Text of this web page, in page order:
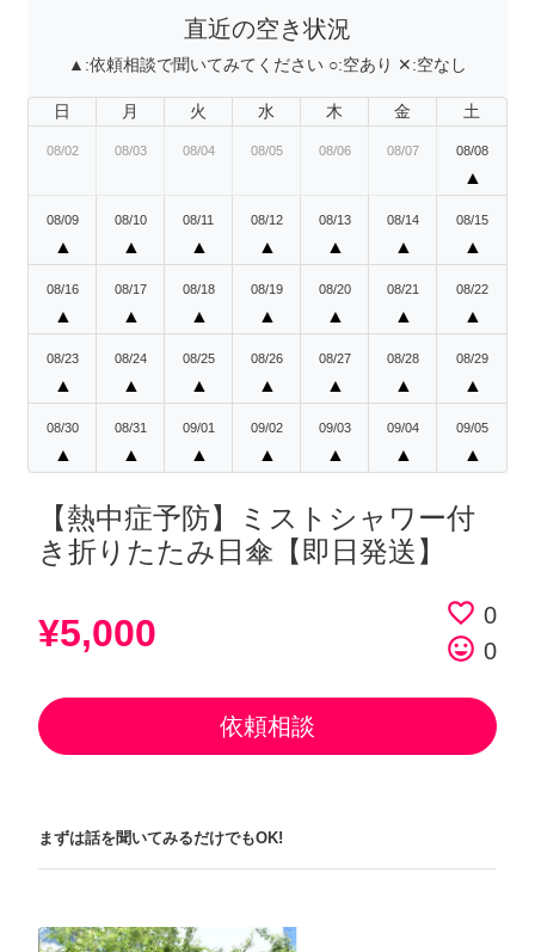
直近の空き状況
▲:依頼相談で聞いてみてください ○:空あり ✕:空なし
日 月 火 水 木 金 土
08/02 08/03 08/04 08/05 08/06 08/07 08/08
▲
08/09
▲
08/10
▲
08/11
▲
08/12
▲
08/13
▲
08/14
▲
08/15
▲
08/16
▲
08/17
▲
08/18
▲
08/19
▲
08/20
▲
08/21
▲
08/22
▲
08/23
▲
08/24
▲
08/25
▲
08/26
▲
08/27
▲
08/28
▲
08/29
▲
08/30
▲
08/31
▲
09/01
▲
09/02
▲
09/03
▲
09/04
▲
09/05
▲
【熱中症予防】ミストシャワー付
き折りたたみ日傘【即日発送】
¥5,000 favorite_border 0
tag_faces 0
依頼相談
まずは話を聞いてみるだけでもOK!